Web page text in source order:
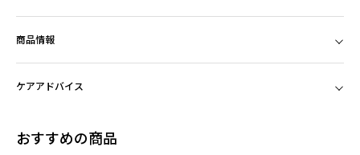
商品情報
ケアアドバイス
おすすめの商品